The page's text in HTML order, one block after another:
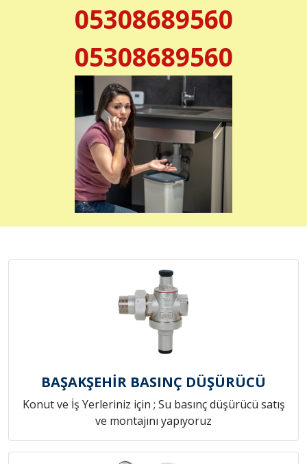
05308689560
05308689560
BAŞAKŞEHİR BASINÇ DÜŞÜRÜCÜ
Konut ve İş Yerleriniz için ; Su basınç düşürücü satış
ve montajını yapıyoruz